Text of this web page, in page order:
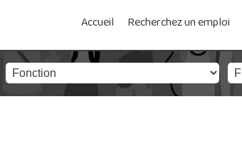
Accueil Recherchez un emploi